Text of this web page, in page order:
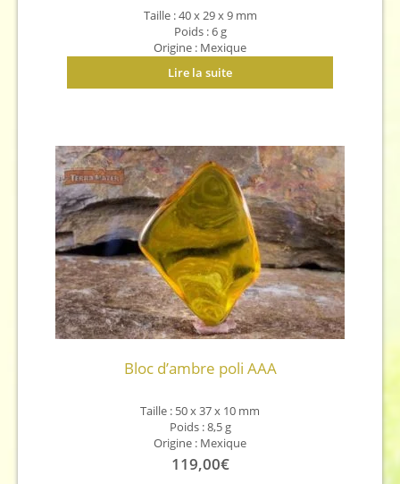
Taille : 40 x 29 x 9 mm
Poids : 6 g
Origine : Mexique
Lire la suite
Bloc d’ambre poli AAA
Taille : 50 x 37 x 10 mm
Poids : 8,5 g
Origine : Mexique
119,00€